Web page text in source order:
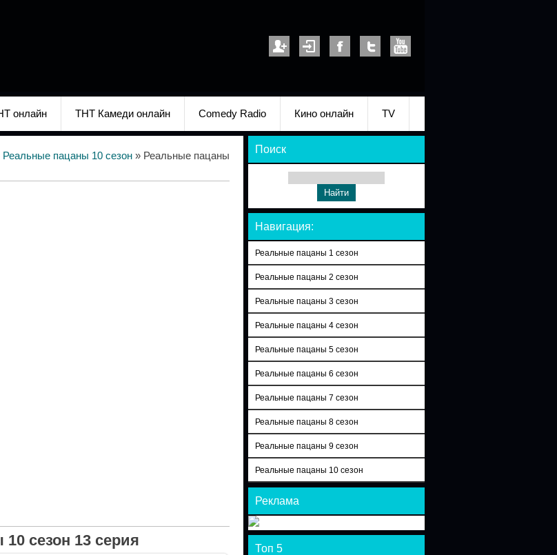
онлайн ТНТ Камеди онлайн Comedy Radio Кино онлайн TV
Реальные пацаны 10 сезон » Реальные пацаны
сезон 13 серия
Поиск
Навигация:
Реальные пацаны 1 сезон
Реальные пацаны 2 сезон
Реальные пацаны 3 сезон
Реальные пацаны 4 сезон
Реальные пацаны 5 сезон
Реальные пацаны 6 сезон
Реальные пацаны 7 сезон
Реальные пацаны 8 сезон
Реальные пацаны 9 сезон
Реальные пацаны 10 сезон
Реклама
Топ 5